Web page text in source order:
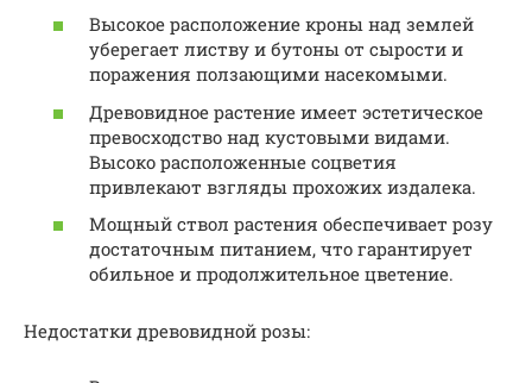
Высокое расположение кроны над землей
уберегает листву и бутоны от сырости и
поражения ползающими насекомыми.
Древовидное растение имеет эстетическое
превосходство над кустовыми видами.
Высоко расположенные соцветия
привлекают взгляды прохожих издалека.
Мощный ствол растения обеспечивает розу
достаточным питанием, что гарантирует
обильное и продолжительное цветение.
Недостатки древовидной розы: